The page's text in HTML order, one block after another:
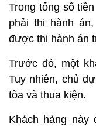
Trong tổng số
phải thi hành
được thi hành án
Trước đó, một
Tuy nhiên, chủ
tòa và thua kiện.
Khách hàng này